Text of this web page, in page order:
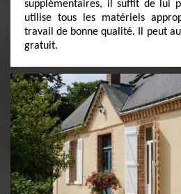
supplémentaires, il suffit de lui
utilise tous les matériels
travail de bonne qualité. Il peut
gratuit.